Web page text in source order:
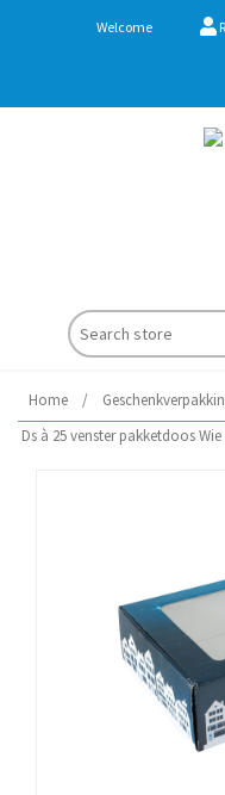
Welcome
Home /
Ds à 25 venster pakketdoos